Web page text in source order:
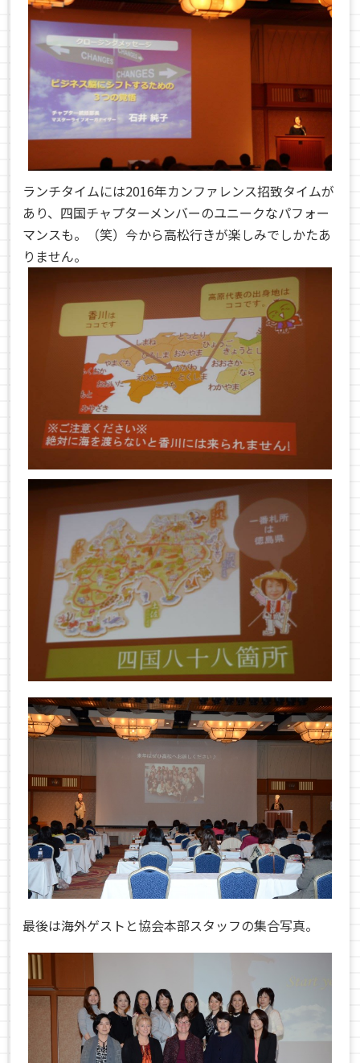
ランチタイムには2016年カンファレンス招致タイムが
あり、四国チャプターメンバーのユニークなパフォー
マンスも。（笑）今から高松行きが楽しみでしかたあ
りません。
最後は海外ゲストと協会本部スタッフの集合写真。